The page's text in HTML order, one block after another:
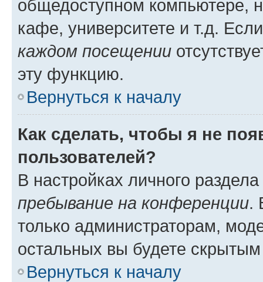
общедоступном компьютере,
кафе, университете и т.д.
каждом посещении
эту функцию.
Вернуться к началу
Как сделать, чтобы я не
пользователей?
В настройках личного
пребывание на конференции.
только администраторам,
остальных вы будете
Вернуться к началу